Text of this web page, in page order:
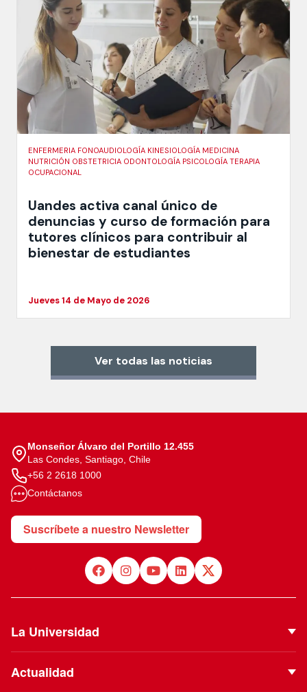
ENFERMERIA FONOAUDIOLOGÍA KINESIOLOGÍA MEDICINA
NUTRICIÓN OBSTETRICIA ODONTOLOGÍA PSICOLOGÍA TERAPIA
OCUPACIONAL
Uandes activa canal único de
denuncias y curso de formación para
tutores clínicos para contribuir al
bienestar de estudiantes
Jueves 14 de Mayo de 2026
Ver todas las noticias
Monseñor Álvaro del Portillo 12.455
Las Condes, Santiago, Chile
+56 2 2618 1000
Contáctanos
Suscríbete a nuestro Newsletter
La Universidad
Actualidad